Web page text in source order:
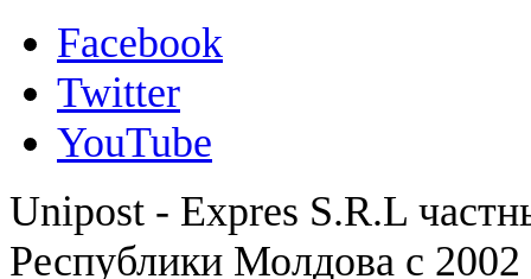
Facebook
Twitter
YouTube
Unipost - Expres S.R.L
Республики Молдова с 2002